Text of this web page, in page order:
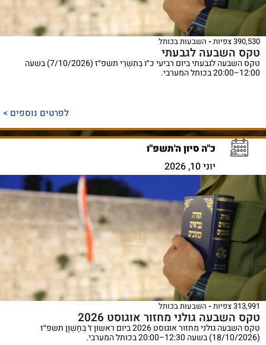
390,530 צפיות השבעות בכותל
טקס השבעה לגבעתי
טקס השבעה לגבעתי ביום רביעי כ״ו בְּתִשְׁרֵי תשפ״ז (7/10/2026) בשעה
12:00–20:00 בכותל המערבי.
לפרטים נוספים >
כ"ה סיון ה'תשפ"ו
יוני 10, 2026
313,991 צפיות השבעות בכותל
טקס השבעה גולני מחזור אוגוסט 2026
טקס השבעה גולני מחזור אוגוסט 2026 ביום ראשון ז׳ בְּחֶשְׁוָן תשפ״ז
(18/10/2026) בשעה 12:30–20:00 בכותל המערבי.